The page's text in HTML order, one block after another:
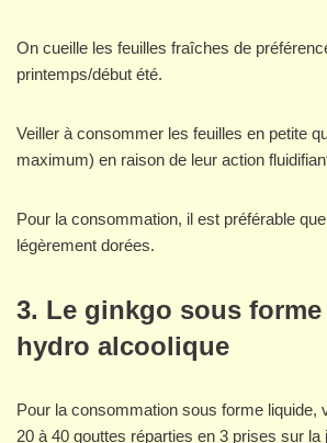
On cueille les feuilles fraîches de
printemps/début été.
Veiller à consommer les feuilles en petite
maximum) en raison de leur action
Pour la consommation, il est préférable
légèrement dorées.
3. Le ginkgo sous forme
hydro alcoolique
Pour la consommation sous forme liquide,
20 à 40 gouttes réparties en 3 prises sur la